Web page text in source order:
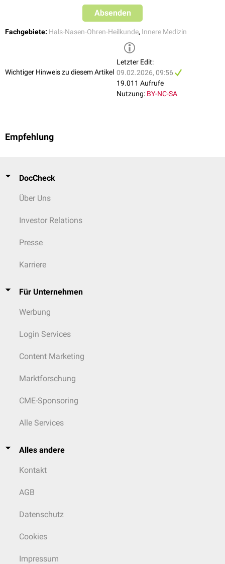
Absenden
Fachgebiete: Hals-Nasen-Ohren-Heilkunde, Innere Medizin
Wichtiger Hinweis zu diesem Artikel
Letzter Edit:
09.02.2026, 09:56
19.011 Aufrufe
Nutzung: BY-NC-SA
Empfehlung
DocCheck
Über Uns
Investor Relations
Presse
Karriere
Für Unternehmen
Werbung
Login Services
Content Marketing
Marktforschung
CME-Sponsoring
Alle Services
Alles andere
Kontakt
AGB
Datenschutz
Cookies
Impressum